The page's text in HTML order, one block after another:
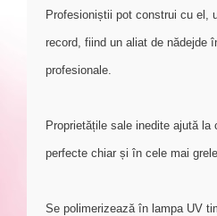
Profesioniștii pot construi cu el,
record, fiind un aliat de nădejde
profesionale.
Proprietățile sale inedite ajută la
perfecte chiar și în cele mai
Se polimerizează în lampa UV